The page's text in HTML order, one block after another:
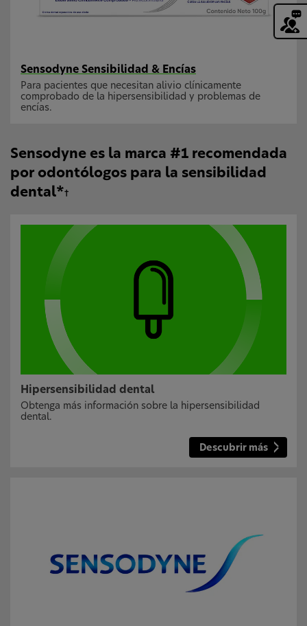
Sensodyne Sensibilidad & Encías
Para pacientes que necesitan alivio clínicamente
comprobado de la hipersensibilidad y problemas de
encías.
Sensodyne es la marca #1 recomendada
por odontólogos para la sensibilidad
dental*†
Hipersensibilidad dental
Obtenga más información sobre la hipersensibilidad
dental.
Descubrir más